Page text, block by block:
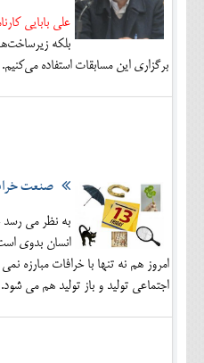
علی بابایی
بلکه
برگزاری این مسابقات استفاده می‌کنیم.
صنعت
به نظر می رسد
انسان بدوی
امروز هم نه تنها با خرافات مبارزه
اجتماعی تولید و باز تولید هم می شود.